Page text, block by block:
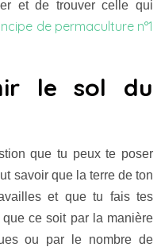
et de trouver celle qui
de permaculture n°1
le sol du
que tu peux te poser
savoir que la terre de ton
et que tu fais tes
que ce soit par la manière
ou par le nombre de